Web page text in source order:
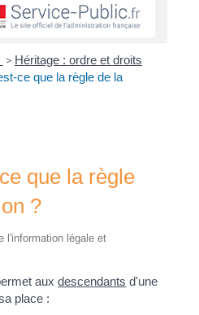
> Héritage : ordre et droits
ce que la règle de la
que la règle
?
l'information légale et
auxdescendants d'une
place :